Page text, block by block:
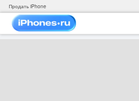
Продать iPhone